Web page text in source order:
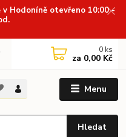
Hodoníně otevřeno 10:00 -
Menu
Hledat
0 ks
za 0,00 Kč